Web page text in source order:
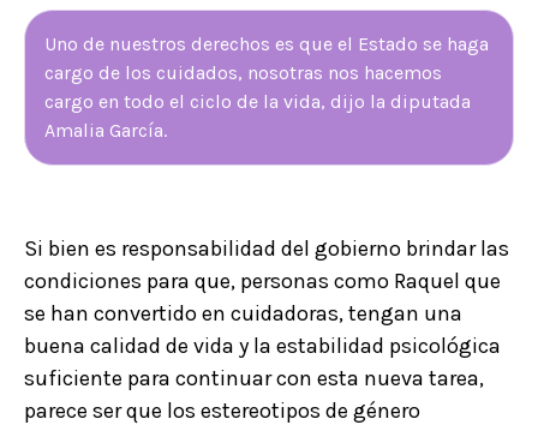
Uno de nuestros derechos es que el Estado se haga
cargo de los cuidados, nosotras nos hacemos
cargo en todo el ciclo de la vida, dijo la diputada
Amalia García.
Si bien es responsabilidad del gobierno brindar las
condiciones para que, personas como Raquel que
se han convertido en cuidadoras, tengan una
buena calidad de vida y la estabilidad psicológica
suficiente para continuar con esta nueva tarea,
parece ser que los estereotipos de género